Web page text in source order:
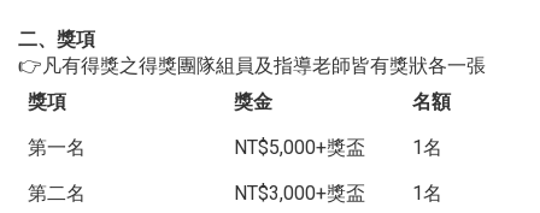
二、獎項
👉凡有得獎之得獎團隊組員及指導老師皆有獎狀各一張
獎項
獎金
名額
第一名
NT$5,000+獎盃
1名
第二名
NT$3,000+獎盃
1名